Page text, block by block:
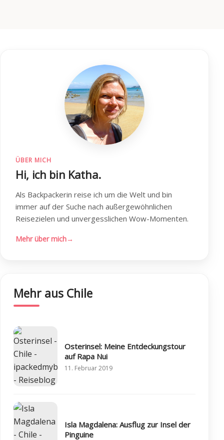
ÜBER MICH
Hi, ich bin Katha.
Als Backpackerin reise ich um die Welt und bin
immer auf der Suche nach außergewöhnlichen
Reisezielen und unvergesslichen Wow-Momenten.
Mehr über mich→
Mehr aus Chile
Osterinsel: Meine Entdeckungstour
auf Rapa Nui
11. Februar 2019
Isla Magdalena: Ausflug zur Insel der
Pinguine